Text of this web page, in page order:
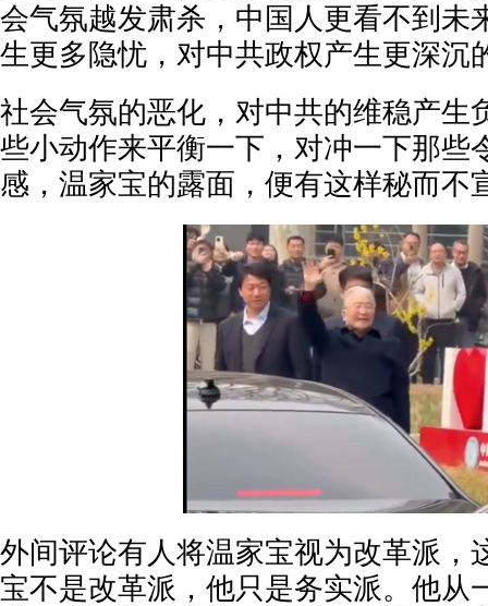
会气氛越发肃杀，中国人更看不到未
生更多隐忧，对中共政权产生更深沉
社会气氛的恶化，对中共的维稳产生
些小动作来平衡一下，对冲一下那些
感，温家宝的露面，便有这样秘而不
外间评论有人将温家宝视为改革派，
宝不是改革派，他只是务实派。他从